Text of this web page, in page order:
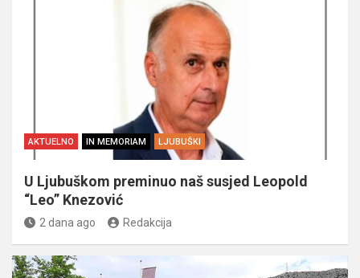
AKTUELNO IN MEMORIAM LJUBUŠKI
U Ljubuškom preminuo naš susjed Leopold
“Leo” Knezović
2 dana ago Redakcija